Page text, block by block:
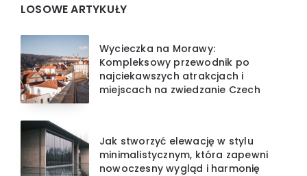
LOSOWE ARTYKUŁY
Wycieczka na Morawy:
Kompleksowy przewodnik po
najciekawszych atrakcjach i
miejscach na zwiedzanie Czech
Jak stworzyć elewację w stylu
minimalistycznym, która zapewni
nowoczesny wygląd i harmonię